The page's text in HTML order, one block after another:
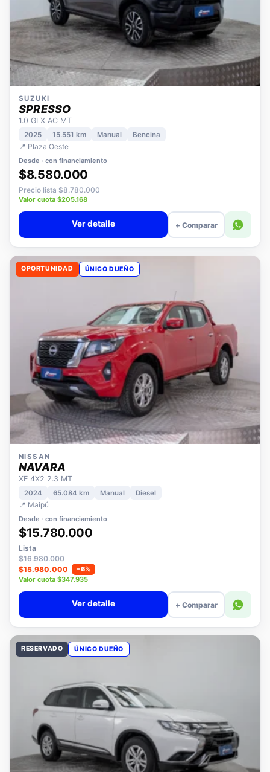
SUZUKI
SPRESSO
1.0 GLX AC MT
2025 15.551 km
📍 Plaza Oeste
Desde · con financiamiento
$8.580.000
Precio lista $8.780.000
Valor cuota $205.168
+ Comparar
OPORTUNIDAD
NISSAN
NAVARA
XE 4X2 2.3 MT
2024
📍 Maipú
Desde · con financiamiento
$15.780.000
Lista
$16.980.000
$15.980.000
−6%
Valor cuota $347.935
+ Comparar
RESERVADO